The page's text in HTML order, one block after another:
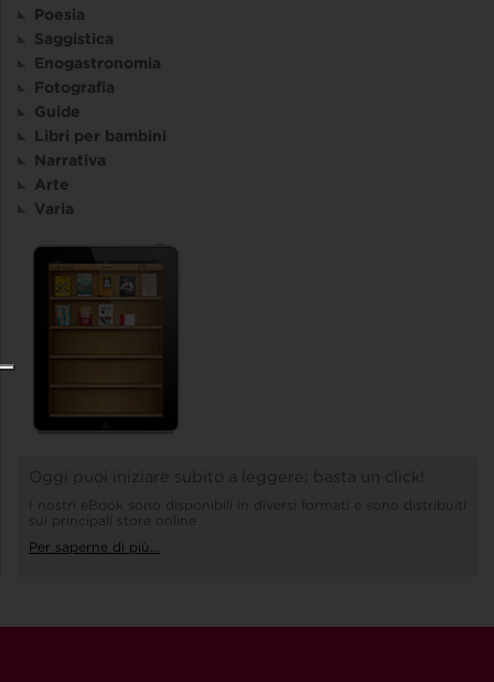
Poesia
Saggistica
Enogastronomia
Fotografia
Guide
Libri per bambini
Narrativa
Arte
Varia
Oggi puoi iniziare subito a leggere: basta un click!
I nostri eBook sono disponibili in diversi formati e sono distribuiti
sui principali store online
Per saperne di più...